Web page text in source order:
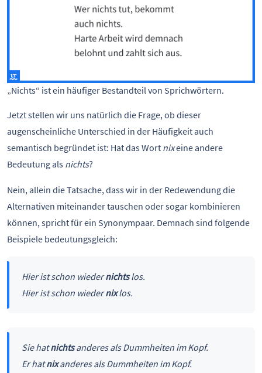
„Nichts“ ist ein häufiger Bestandteil von Sprichwörtern.
Jetzt stellen wir uns natürlich die Frage, ob dieser
augenscheinliche Unterschied in der Häufigkeit auch
semantisch begründet ist: Hat das Wort nixeine andere
Bedeutung als nichts?
Nein, allein die Tatsache, dass wir in der Redewendung die
Alternativen miteinander tauschen oder sogar kombinieren
können, spricht für ein Synonympaar. Demnach sind folgende
Beispiele bedeutungsgleich:
Hier ist schon wiedernichtslos.
Hier ist schon wiedernixlos.
Sie hatnichtsanderes als Dummheiten im Kopf.
Er hatnixanderes als Dummheiten im Kopf.